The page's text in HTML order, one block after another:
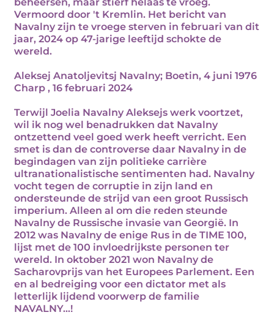
Vermoord door 't Kremlin. Het bericht van
Navalny zijn te vroege sterven in februari van dit
jaar, 2024 op 47-jarige leeftijd schokte de
wereld.
Aleksej Anatoljevitsj Navalny; Boetin, 4 juni 1976
Charp , 16 februari 2024
Terwijl Joelia Navalny Aleksejs werk voortzet,
wil ik nog wel benadrukken dat Navalny
ontzettend veel goed werk heeft verricht. Een
smet is dan de controverse daar Navalny in de
begindagen van zijn politieke carrière
ultranationalistische sentimenten had. Navalny
vocht tegen de corruptie in zijn land en
ondersteunde de strijd van een groot Russisch
imperium. Alleen al om die reden steunde
Navalny de Russische invasie van Georgië. In
2012 was Navalny de enige Rus in de TIME 100,
lijst met de 100 invloedrijkste personen ter
wereld. In oktober 2021 won Navalny de
Sacharovprijs van het Europees Parlement. Een
en al bedreiging voor een dictator met als
letterlijk lijdend voorwerp de familie
NAVALNY...!